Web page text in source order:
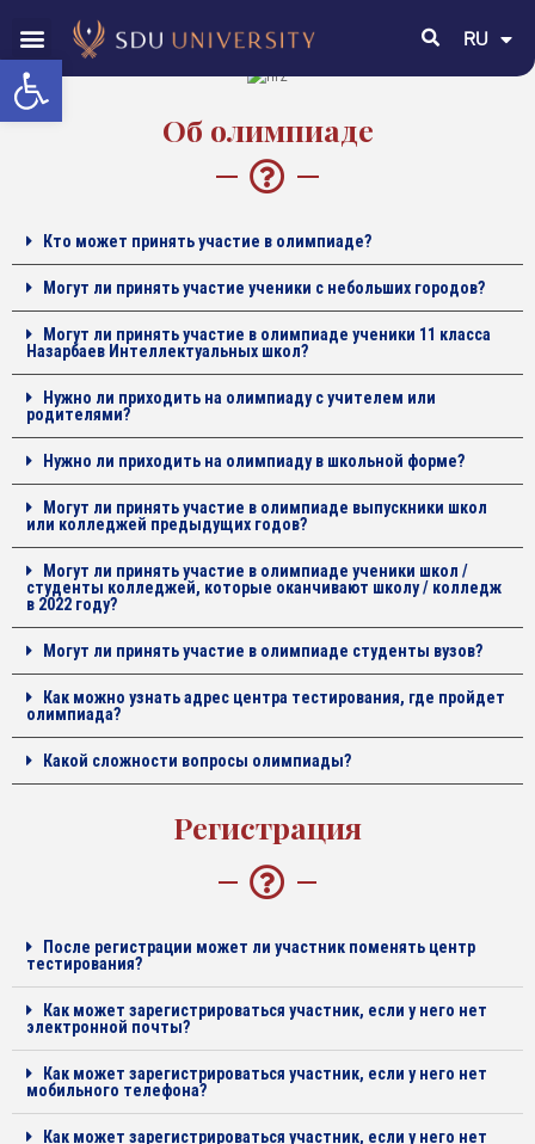
Открыть панель инструментов
RU
EN
Об олимпиаде
Кто может принять участие в олимпиаде?
Могут ли принять участие ученики с небольших городов?
Могут ли принять участие в олимпиаде ученики 11 класса
Назарбаев Интеллектуальных школ?
Нужно ли приходить на олимпиаду с учителем или
родителями?
Нужно ли приходить на олимпиаду в школьной форме?
Могут ли принять участие в олимпиаде выпускники школ
или колледжей предыдущих годов?
Могут ли принять участие в олимпиаде ученики школ /
студенты колледжей, которые оканчивают школу / колледж
в 2022 году?
Могут ли принять участие в олимпиаде студенты вузов?
Как можно узнать адрес центра тестирования, где пройдет
олимпиада?
Какой сложности вопросы олимпиады?
Регистрация
После регистрации может ли участник поменять центр
тестирования?
Как может зарегистрироваться участник, если у него нет
электронной почты?
Как может зарегистрироваться участник, если у него нет
мобильного телефона?
Как может зарегистрироваться участник, если у него нет